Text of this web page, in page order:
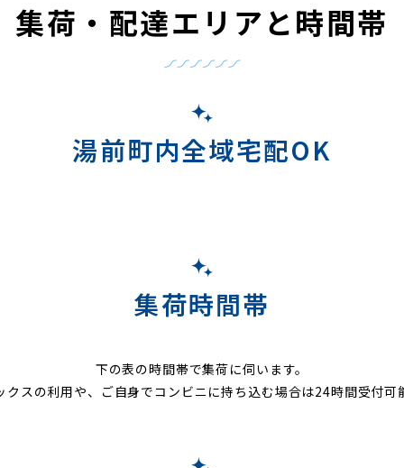
集荷・配達エリアと時間帯
湯前町内全域宅配OK
集荷時間帯
下の表の時間帯で集荷に伺います。
クスの利用や、ご自身でコンビニに持ち込む場合は24時間受付可